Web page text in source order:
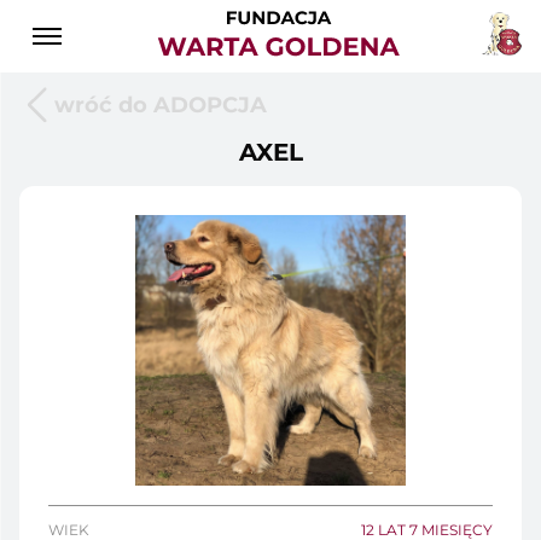
wróć do ADOPCJA
AXEL
WIEK 12 LAT 7 MIESIĘCY